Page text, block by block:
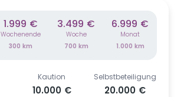
1.999 €
Wochenende
300 km
3.499 €
Woche
700 km
6.999 €
Monat
1.000 km
Kaution
10.000 €
Selbstbeteiligung
20.000 €